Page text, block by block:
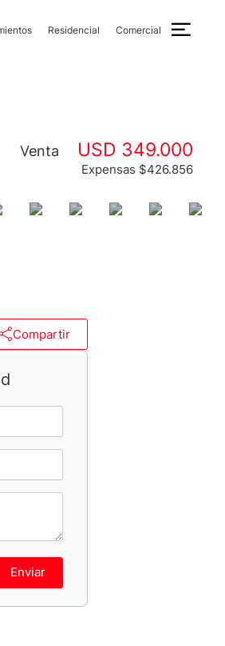
Residencial Comercial
Venta USD 349.000
Expensas $426.856
Compartir
Enviar